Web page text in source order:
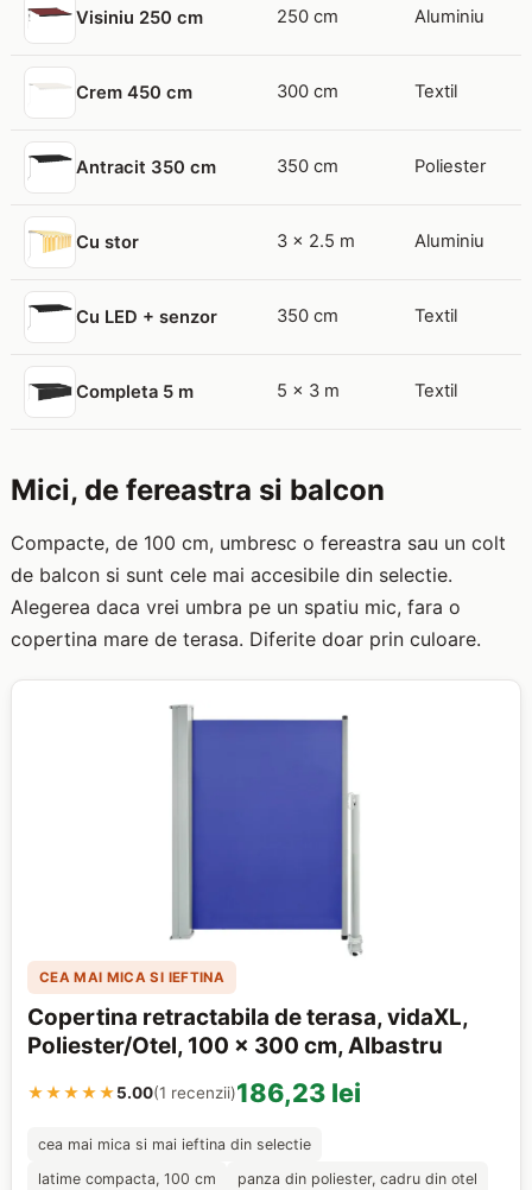
Visiniu 250 cm 250 cm Aluminiu
Crem 450 cm 300 cm Textil
Antracit 350 cm 350 cm Poliester
Cu stor 3 x 2.5 m Aluminiu
Cu LED + senzor 350 cm Textil
Completa 5 m 5 x 3 m Textil
Mici, de fereastra si balcon
Compacte, de 100 cm, umbresc o fereastra sau un colt
de balcon si sunt cele mai accesibile din selectie.
Alegerea daca vrei umbra pe un spatiu mic, fara o
copertina mare de terasa. Diferite doar prin culoare.
CEA MAI MICA SI IEFTINA
Copertina retractabila de terasa, vidaXL,
Poliester/Otel, 100 x 300 cm, Albastru
★★★★★5.00(1 recenzii)186,23 lei
cea mai mica si mai ieftina din selectie
latime compacta, 100 cm
panza din poliester, cadru din otel